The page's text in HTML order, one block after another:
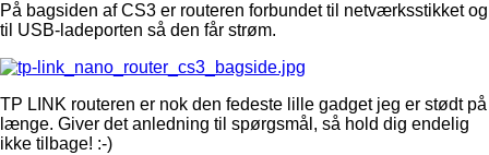
På bagsiden af CS3 er routeren forbundet til netværksstikket og
til USB-ladeporten så den får strøm.
TP LINK routeren er nok den fedeste lille gadget jeg er stødt på
længe. Giver det anledning til spørgsmål, så hold dig endelig
ikke tilbage! :-)